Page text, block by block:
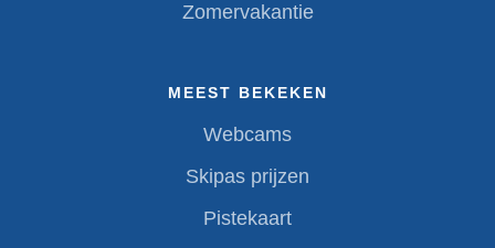
Zomervakantie
MEEST BEKEKEN
Webcams
Skipas prijzen
Pistekaart